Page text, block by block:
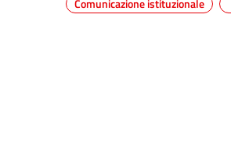
Comunicazione istituzionale